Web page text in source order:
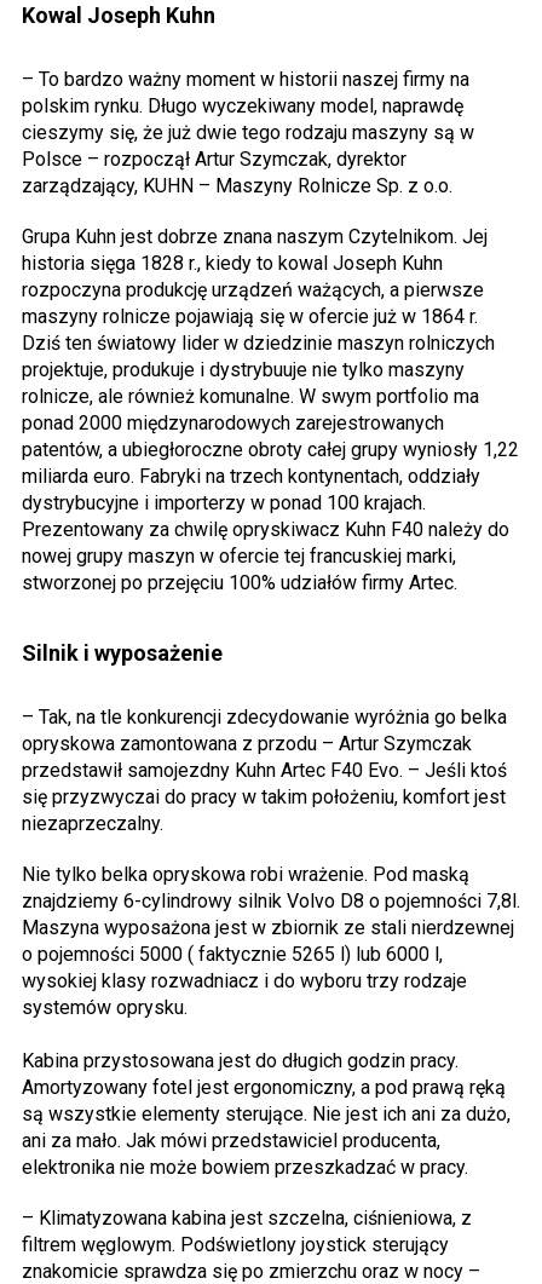
Kowal Joseph Kuhn
– To bardzo ważny moment w historii naszej firmy na
polskim rynku. Długo wyczekiwany model, naprawdę
cieszymy się, że już dwie tego rodzaju maszyny są w
Polsce – rozpoczął Artur Szymczak, dyrektor
zarządzający, KUHN – Maszyny Rolnicze Sp. z o.o.
Grupa Kuhn jest dobrze znana naszym Czytelnikom. Jej
historia sięga 1828 r., kiedy to kowal Joseph Kuhn
rozpoczyna produkcję urządzeń ważących, a pierwsze
maszyny rolnicze pojawiają się w ofercie już w 1864 r.
Dziś ten światowy lider w dziedzinie maszyn rolniczych
projektuje, produkuje i dystrybuuje nie tylko maszyny
rolnicze, ale również komunalne. W swym portfolio ma
ponad 2000 międzynarodowych zarejestrowanych
patentów, a ubiegłoroczne obroty całej grupy wyniosły 1,22
miliarda euro. Fabryki na trzech kontynentach, oddziały
dystrybucyjne i importerzy w ponad 100 krajach.
Prezentowany za chwilę opryskiwacz Kuhn F40 należy do
nowej grupy maszyn w ofercie tej francuskiej marki,
stworzonej po przejęciu 100% udziałów firmy Artec.
Silnik i wyposażenie
– Tak, na tle konkurencji zdecydowanie wyróżnia go belka
opryskowa zamontowana z przodu – Artur Szymczak
przedstawił samojezdny Kuhn Artec F40 Evo. – Jeśli ktoś
się przyzwyczai do pracy w takim położeniu, komfort jest
niezaprzeczalny.
Nie tylko belka opryskowa robi wrażenie. Pod maską
znajdziemy 6-cylindrowy silnik Volvo D8 o pojemności 7,8l.
Maszyna wyposażona jest w zbiornik ze stali nierdzewnej
o pojemności 5000 ( faktycznie 5265 l) lub 6000 l,
wysokiej klasy rozwadniacz i do wyboru trzy rodzaje
systemów oprysku.
Kabina przystosowana jest do długich godzin pracy.
Amortyzowany fotel jest ergonomiczny, a pod prawą ręką
są wszystkie elementy sterujące. Nie jest ich ani za dużo,
ani za mało. Jak mówi przedstawiciel producenta,
elektronika nie może bowiem przeszkadzać w pracy.
– Klimatyzowana kabina jest szczelna, ciśnieniowa, z
filtrem węglowym. Podświetlony joystick sterujący
znakomicie sprawdza się po zmierzchu oraz w nocy –